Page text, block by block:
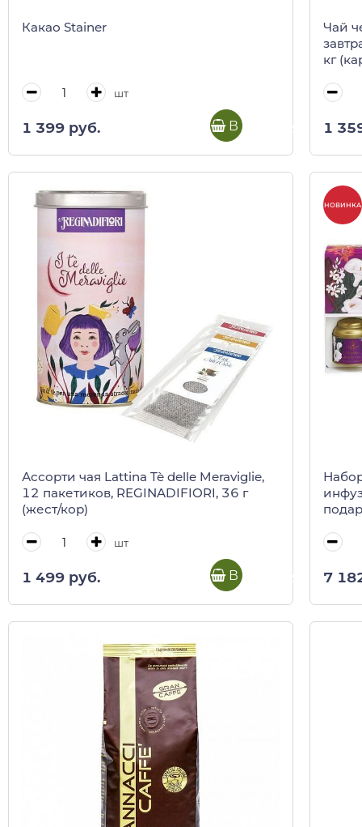
Какао Stainer
шт
1 399 руб. В корзину
Чай
кг
1
Ассорти чая Lattina Tè delle Meraviglie,
12 пакетиков, REGINADIFIORI, 36 г
(жест/кор)
шт
1 499 руб. В корзину
НОВИНКА
7